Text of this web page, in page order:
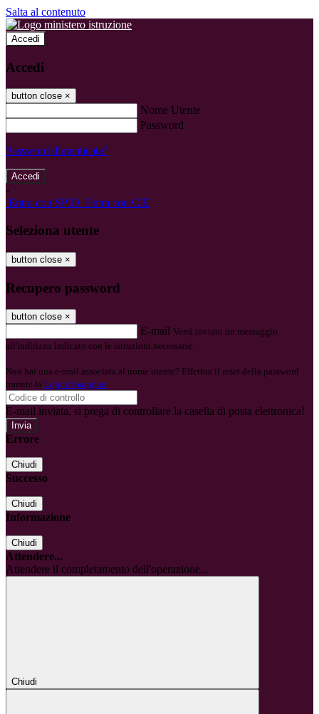
Salta al contenuto
Accedi
Accedi
button close ×
Nome Utente
Password
Password dimenticata?
-
Entra con SPID Entra con CIE
Seleziona utente
button close ×
Recupero password
button close ×
E-mail Verrà inviato un messaggio
all'indirizzo indicato con le istruzioni necessarie.
Non hai una e-mail associata al nome utente? Effettua il reset della password
tramite la Login Spaggiari
E-mail inviata, si prega di controllare la casella di posta elettronica!
Errore
Chiudi
Successo
Chiudi
Informazione
Chiudi
Attendere...
Attendere il completamento dell'operazione...
Chiudi